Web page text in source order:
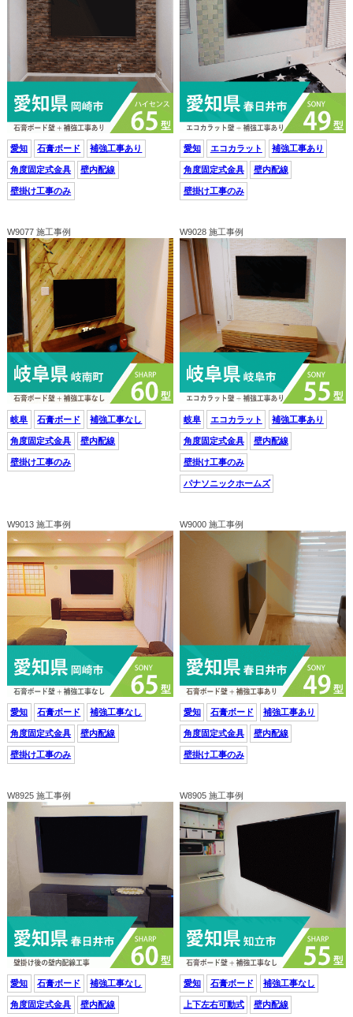
愛知 石膏ボード 補強工事あり
角度固定式金具 壁内配線
壁掛け工事のみ
愛知 エコカラット 補強工事あり
角度固定式金具 壁内配線
壁掛け工事のみ
W9077 施工事例
岐阜 石膏ボード 補強工事なし
角度固定式金具 壁内配線
壁掛け工事のみ
W9028 施工事例
岐阜 エコカラット 補強工事あり
角度固定式金具 壁内配線
壁掛け工事のみ
パナソニックホームズ
W9013 施工事例
愛知 石膏ボード 補強工事なし
角度固定式金具 壁内配線
壁掛け工事のみ
W9000 施工事例
愛知 石膏ボード 補強工事あり
角度固定式金具 壁内配線
壁掛け工事のみ
W8925 施工事例
愛知 石膏ボード 補強工事なし
角度固定式金具 壁内配線
W8905 施工事例
愛知 石膏ボード 補強工事なし
上下左右可動式 壁内配線